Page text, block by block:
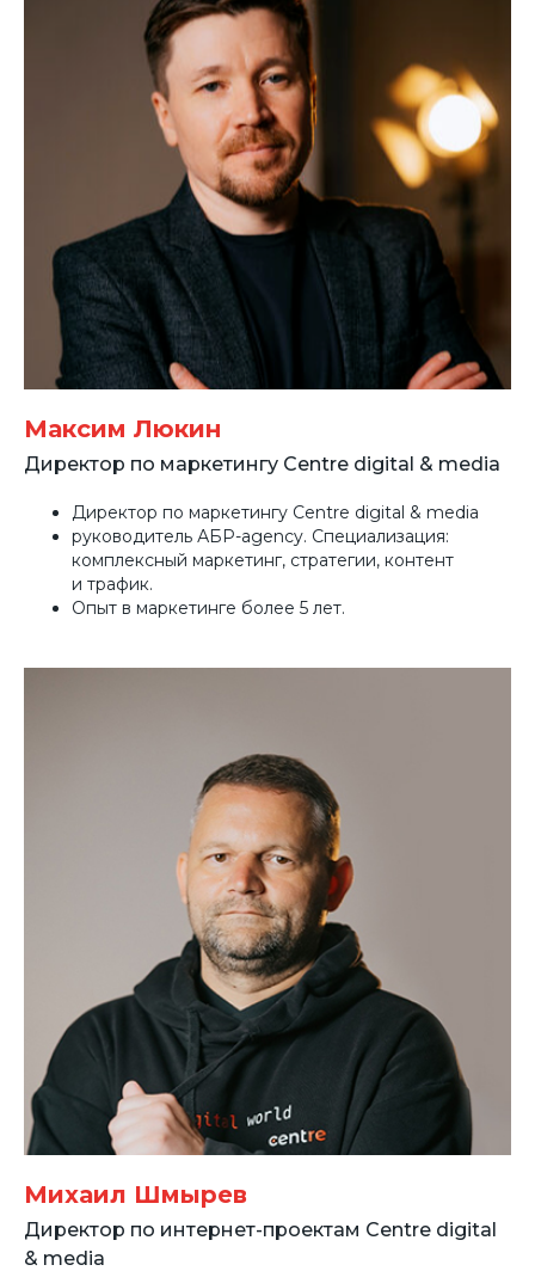
Максим Люкин
Директор по маркетингу Centre digital & media
Директор по маркетингу Centre digital & media
руководитель АБР-agency. Специализация:
комплексный маркетинг, стратегии, контент
и трафик.
Опыт в маркетинге более 5 лет.
Михаил Шмырев
Директор по интернет-проектам Centre digital
& media